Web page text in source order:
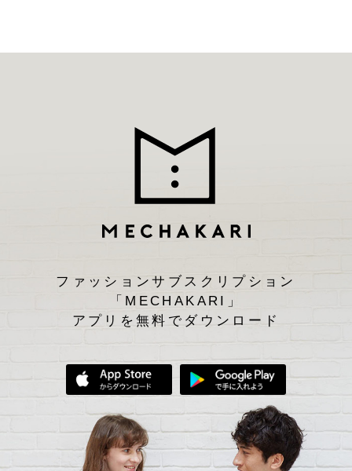
ファッションサブスクリプション
「MECHAKARI」
アプリを無料でダウンロード
App Storeからダウンロード